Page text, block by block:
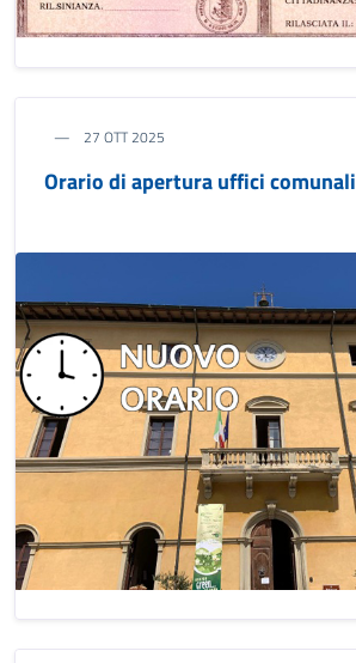
27 OTT 2025
Orario di apertura uffici comunali